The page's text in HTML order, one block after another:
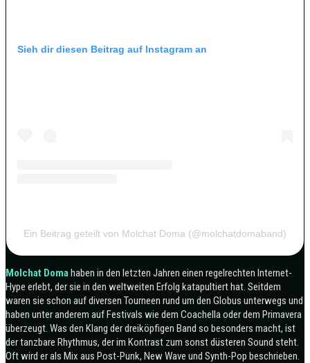
Sieh dir diesen Beitrag auf Instagram an
Ein Beitrag geteilt von Molchat Doma (@molchatdomaband)
Molchat Domahaben in den letzten Jahren einen regelrechten Internet-
Hype erlebt, der sie in den weltweiten Erfolg katapultiert hat. Seitdem
waren sie schon auf diversen Tourneen rund um den Globus unterwegs und
haben unter anderem auf Festivals wie dem Coachella oder dem Primavera
überzeugt. Was den Klang der dreiköpfigen Band so besonders macht, ist
der tanzbare Rhythmus, der im Kontrast zum sonst düsteren Sound steht.
Oft wird er als Mix aus Post-Punk, New Wave und Synth-Pop beschrieben.